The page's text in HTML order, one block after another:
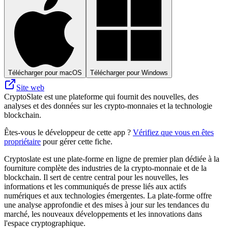
Télécharger pour macOS Télécharger pour Windows
Site web
CryptoSlate est une plateforme qui fournit des nouvelles, des
analyses et des données sur les crypto-monnaies et la technologie
blockchain.
Êtes-vous le développeur de cette app ? Vérifiez que vous en êtes
propriétaire pour gérer cette fiche.
Cryptoslate est une plate-forme en ligne de premier plan dédiée à la
fourniture complète des industries de la crypto-monnaie et de la
blockchain. Il sert de centre central pour les nouvelles, les
informations et les communiqués de presse liés aux actifs
numériques et aux technologies émergentes. La plate-forme offre
une analyse approfondie et des mises à jour sur les tendances du
marché, les nouveaux développements et les innovations dans
l'espace cryptographique.